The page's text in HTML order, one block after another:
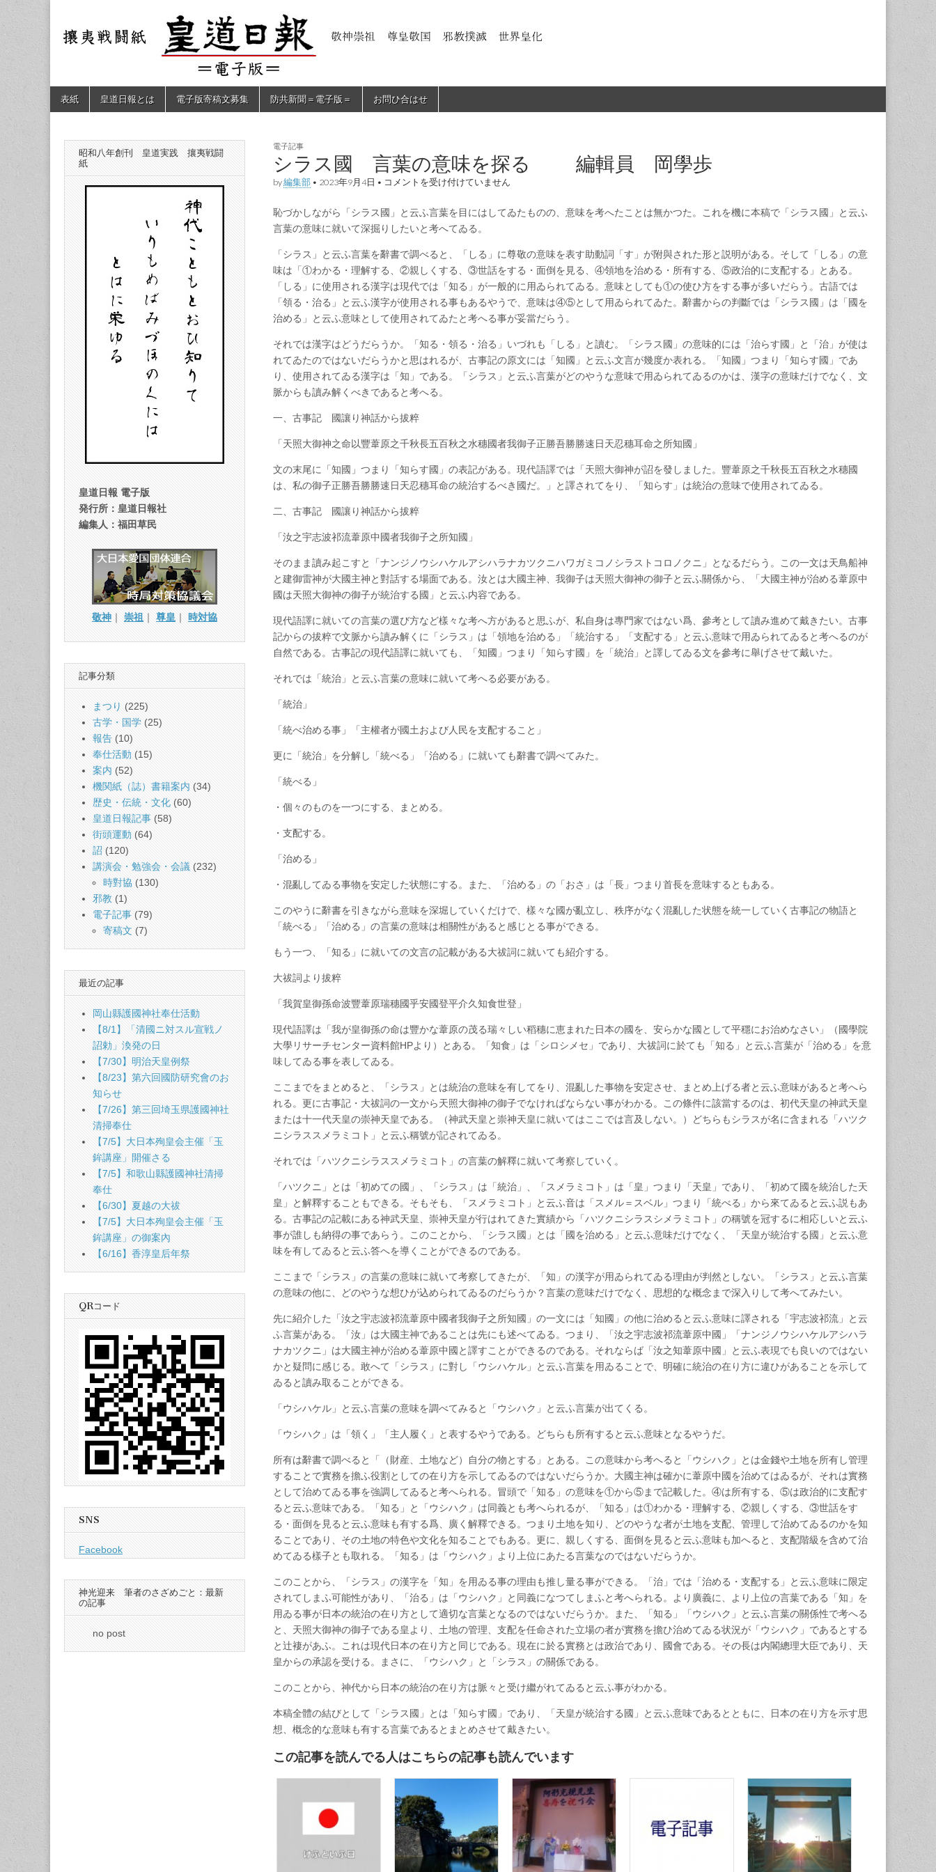
皇道
（防
共新
聞）
敬神
｜崇
祖｜
年創
刊
皇道
践
攘夷
戦闘
Main
menu
Skip
表紙 皇道日報とは 電子版寄稿文募集 防共新聞＝電子版＝ お問ひ合はせ
電子記事
シラス國 言葉の意味を探る 編輯員 岡學歩
by編集部 • 2023年9月4日 • シ
國
言
の
意
味
を
探
る
編
輯
員
岡
學
歩
は
コメントを受け付けていません
恥づかしながら「シラス國」と云ふ言葉を目にはしてゐたものの、意味を考へたことは無かつた。これを機に本稿で「シラス國」と云ふ
言葉の意味に就いて深掘りしたいと考へてゐる。
「シラス」と云ふ言葉を辭書で調べると、「しる」に尊敬の意味を表す助動詞「す」が附與された形と説明がある。そして「しる」の意
味は「①わかる・理解する、②親しくする、③世話をする・面倒を見る、④領地を治める・所有する、⑤政治的に支配する」とある。
「しる」に使用される漢字は現代では「知る」が一般的に用ゐられてゐる。意味としても①の使ひ方をする事が多いだらう。古語では
「領る・治る」と云ふ漢字が使用される事もあるやうで、意味は④⑤として用ゐられてゐた。辭書からの判斷では「シラス國」は「國を
治める」と云ふ意味として使用されてゐたと考へる事が妥當だらう。
それでは漢字はどうだらうか。「知る・領る・治る」いづれも「しる」と讀む。「シラス國」の意味的には「治らす國」と「治」が使は
れてゐたのではないだらうかと思はれるが、古事記の原文には「知國」と云ふ文言が幾度か表れる。「知國」つまり「知らす國」であ
り、使用されてゐる漢字は「知」である。「シラス」と云ふ言葉がどのやうな意味で用ゐられてゐるのかは、漢字の意味だけでなく、文
脈からも讀み解くべきであると考へる。
一、古事記 國讓り神話から拔粹
「天照大御神之命以豐葦原之千秋長五百秋之水穗國者我御子正勝吾勝勝速日天忍穗耳命之所知國」
文の末尾に「知國」つまり「知らす國」の表記がある。現代語譯では「天照大御神が詔を發しました。豐葦原之千秋長五百秋之水穗國
は、私の御子正勝吾勝勝速日天忍穗耳命の統治するべき國だ。」と譯されてをり、「知らす」は統治の意味で使用されてゐる。
二、古事記 國讓り神話から拔粹
「汝之宇志波祁流葦原中國者我御子之所知國」
そのまま讀み起こすと「ナンジノウシハケルアシハラナカツクニハワガミコノシラストコロノクニ」となるだらう。この一文は天鳥船神
と建御雷神が大國主神と對話する場面である。汝とは大國主神、我御子は天照大御神の御子と云ふ關係から、「大國主神が治める葦原中
國は天照大御神の御子が統治する國」と云ふ内容である。
現代語譯に就いての言葉の選び方など樣々な考へ方があると思ふが、私自身は專門家ではない爲、參考として讀み進めて戴きたい。古事
記からの拔粹で文脈から讀み解くに「シラス」は「領地を治める」「統治する」「支配する」と云ふ意味で用ゐられてゐると考へるのが
自然である。古事記の現代語譯に就いても、「知國」つまり「知らす國」を「統治」と譯してゐる文を參考に舉げさせて戴いた。
それでは「統治」と云ふ言葉の意味に就いて考へる必要がある。
「統治」
「統べ治める事」「主權者が國土および人民を支配すること」
更に「統治」を分解し「統べる」「治める」に就いても辭書で調べてみた。
「統べる」
・個々のものを一つにする、まとめる。
・支配する。
「治める」
・混亂してゐる事物を安定した状態にする。また、「治める」の「おさ」は「長」つまり首長を意味するともある。
このやうに辭書を引きながら意味を深堀していくだけで、樣々な國が亂立し、秩序がなく混亂した状態を統一していく古事記の物語と
「統べる」「治める」の言葉の意味は相關性があると感じとる事ができる。
もう一つ、「知る」に就いての文言の記載がある大祓詞に就いても紹介する。
大祓詞より拔粹
「我賀皇御孫命波豐葦原瑞穗國乎安國登平介久知食世登」
現代語譯は「我が皇御孫の命は豐かな葦原の茂る瑞々しい稻穗に恵まれた日本の國を、安らかな國として平穩にお治めなさい」（國學院
大學リサーチセンター資料館HPより）とある。「知食」は「シロシメセ」であり、大祓詞に於ても「知る」と云ふ言葉が「治める」を意
味してゐる事を表してゐる。
ここまでをまとめると、「シラス」とは統治の意味を有してをり、混亂した事物を安定させ、まとめ上げる者と云ふ意味があると考へら
れる。更に古事記・大祓詞の一文から天照大御神の御子でなければならない事がわかる。この條件に該當するのは、初代天皇の神武天皇
または十一代天皇の崇神天皇である。（神武天皇と崇神天皇に就いてはここでは言及しない。）どちらもシラスが名に含まれる「ハツク
ニシラススメラミコト」と云ふ稱號が記されてゐる。
それでは「ハツクニシラススメラミコト」の言葉の解釋に就いて考察していく。
「ハツクニ」とは「初めての國」、「シラス」は「統治」、「スメラミコト」は「皇」つまり「天皇」であり、「初めて國を統治した天
皇」と解釋することもできる。そもそも、「スメラミコト」と云ふ音は「スメル＝スベル」つまり「統べる」から來てゐると云ふ説もあ
る。古事記の記載にある神武天皇、崇神天皇が行はれてきた實績から「ハツクニシラスシメラミコト」の稱號を冠するに相応しいと云ふ
事が誰しも納得の事であらう。このことから、「シラス國」とは「國を治める」と云ふ意味だけでなく、「天皇が統治する國」と云ふ意
味を有してゐると云ふ答へを導くことができるのである。
ここまで「シラス」の言葉の意味に就いて考察してきたが、「知」の漢字が用ゐられてゐる理由が判然としない。「シラス」と云ふ言葉
の意味の他に、どのやうな想ひが込められてゐるのだらうか？言葉の意味だけでなく、思想的な概念まで深入りして考へてみたい。
先に紹介した「汝之宇志波祁流葦原中國者我御子之所知國」の一文には「知國」の他に治めると云ふ意味に譯される「宇志波祁流」と云
ふ言葉がある。「汝」は大國主神であることは先にも述べてゐる。つまり、「汝之宇志波祁流葦原中國」「ナンジノウシハケルアシハラ
ナカツクニ」は大國主神が治める葦原中國と譯すことができるのである。それならば「汝之知葦原中國」と云ふ表現でも良いのではない
かと疑問に感じる。敢へて「シラス」に對し「ウシハケル」と云ふ言葉を用ゐることで、明確に統治の在り方に違ひがあることを示して
ゐると讀み取ることができる。
「ウシハケル」と云ふ言葉の意味を調べてみると「ウシハク」と云ふ言葉が出てくる。
「ウシハク」は「領く」「主人履く」と表するやうである。どちらも所有すると云ふ意味となるやうだ。
所有は辭書で調べると「（財産、土地など）自分の物とする」とある。この意味から考へると「ウシハク」とは金錢や土地を所有し管理
することで實務を擔ふ役割としての在り方を示してゐるのではないだらうか。大國主神は確かに葦原中國を治めてはゐるが、それは實務
として治めてゐる事を強調してゐると考へられる。冒頭で「知る」の意味を①から⑤まで記載した。④は所有する、⑤は政治的に支配す
ると云ふ意味である。「知る」と「ウシハク」は同義とも考へられるが、「知る」は①わかる・理解する、②親しくする、③世話をす
る・面倒を見ると云ふ意味も有する爲、廣く解釋できる。つまり土地を知り、どのやうな者が土地を支配、管理して治めてゐるのかを知
ることであり、その土地の特色や文化を知ることでもある。更に、親しくする、面倒を見ると云ふ意味も加へると、支配階級を含めて治
めてゐる樣子とも取れる。「知る」は「ウシハク」より上位にあたる言葉なのではないだらうか。
このことから、「シラス」の漢字を「知」を用ゐる事の理由も推し量る事ができる。「治」では「治める・支配する」と云ふ意味に限定
されてしまふ可能性があり、「治る」は「ウシハク」と同義になつてしまふと考へられる。より廣義に、より上位の言葉である「知」を
用ゐる事が日本の統治の在り方として適切な言葉となるのではないだらうか。また、「知る」「ウシハク」と云ふ言葉の關係性で考へる
と、天照大御神の御子である皇より、土地の管理、支配を任命された立場の者が實務を擔ひ治めてゐる状況が「ウシハク」であるとする
と辻褄があふ。これは現代日本の在り方と同じである。現在に於る實務とは政治であり、國會である。その長は内閣總理大臣であり、天
皇からの承認を受ける。まさに、「ウシハク」と「シラス」の關係である。
このことから、神代から日本の統治の在り方は脈々と受け繼がれてゐると云ふ事がわかる。
本稿全體の結びとして「シラス國」とは「知らす國」であり、「天皇が統治する國」と云ふ意味であるとともに、日本の在り方を示す思
想、概念的な意味も有する言葉であるとまとめさせて戴きたい。
この記事を読んでる人はこちらの記事も読んでいます
昭和八年創刊 皇道実践 攘夷戦闘
紙
皇道日報 電子版
発行所：皇道日報社
編集人：福田草民
敬神 ｜ 崇祖 ｜ 尊皇 ｜ 時対協
記事分類
まつり (225)
古学・国学 (25)
報告 (10)
奉仕活動 (15)
案内 (52)
機関紙（誌）書籍案内 (34)
歴史・伝統・文化 (60)
皇道日報記事 (58)
街頭運動 (64)
詔 (120)
講演会・勉強会・会議 (232)
時對協 (130)
邪教 (1)
電子記事 (79)
寄稿文 (7)
最近の記事
岡山縣護國神社奉仕活動
【8/1】「清國ニ対スル宣戦ノ
詔勅」渙発の日
【7/30】明治天皇例祭
【8/23】第六回國防研究會のお
知らせ
【7/26】第三回埼玉県護國神社
清掃奉仕
【7/5】大日本殉皇会主催「玉
鉾講座」開催さる
【7/5】和歌山縣護國神社清掃
奉仕
【6/30】夏越の大祓
【7/5】大日本殉皇会主催「玉
鉾講座」の御案內
【6/16】香淳皇后年祭
QRコード
SNS
Facebook
神光迎来 筆者のさざめごと：最新
の記事
no post